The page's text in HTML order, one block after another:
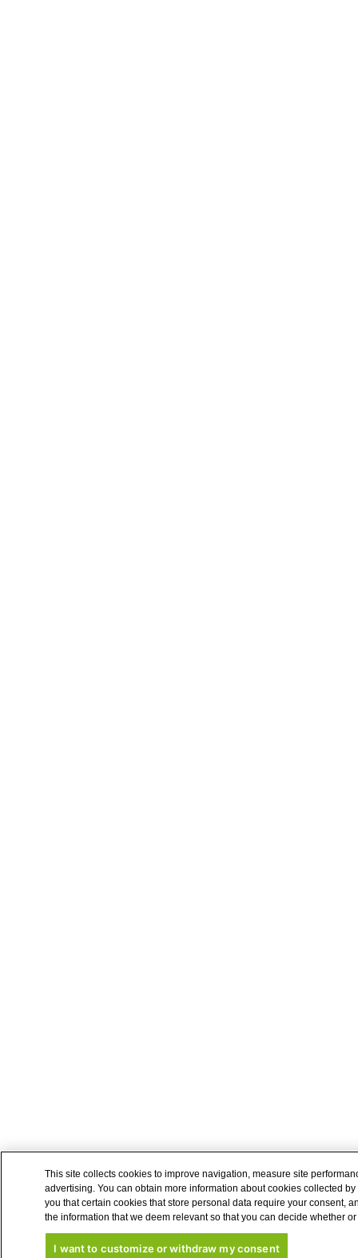
This site collects cookies to improve navigation, measure site
advertising. You can obtain more information about cookies collected
you that certain cookies that store personal data require your consent,
the information that we deem relevant so that you can decide whether
I want to customize or withdraw my consent